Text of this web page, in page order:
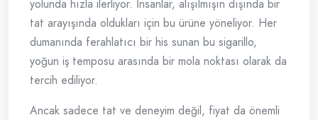
yolunda hızla ilerliyor. İnsanlar, alışılmışın dışında bir
tat arayışında oldukları için bu ürüne yöneliyor. Her
dumanında ferahlatıcı bir his sunan bu sigarillo,
yoğun iş temposu arasında bir mola noktası olarak da
tercih ediliyor.
Ancak sadece tat ve deneyim değil, fiyat da önemli